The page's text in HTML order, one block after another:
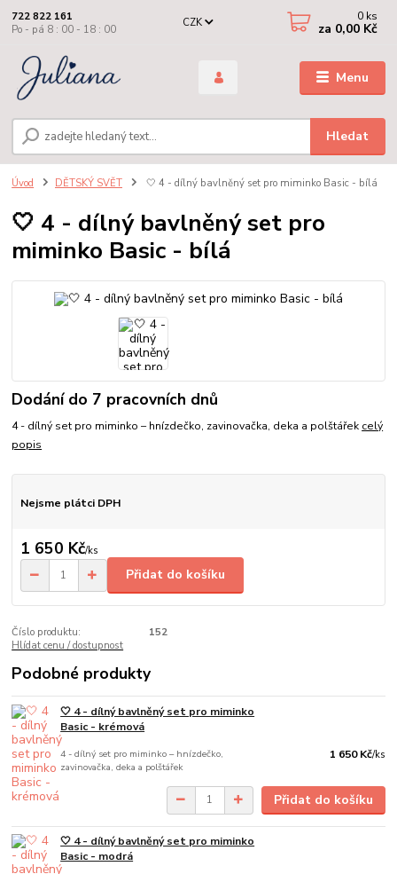
Menu
CZK
Hledat
722 822 161
Po - pá 8 : 00 - 18 : 00
0 ks
za 0,00 Kč
Úvod DĚTSKÝ SVĚT 🤍 4 - dílný bavlněný set pro miminko Basic - bílá
🤍 4 - dílný bavlněný set pro
miminko Basic - bílá
Dodání do 7 pracovních dnů
4 - dílný set pro miminko – hnízdečko, zavinovačka, deka a polštářek celý
popis
Nejsme plátci DPH
1 650 Kč/ks
Přidat do košíku
Číslo produktu:
152
Hlídat cenu / dostupnost
Podobné produkty
🤍 4 - dílný bavlněný set pro miminko
Basic - krémová
4 - dílný set pro miminko – hnízdečko,
zavinovačka, deka a polštářek
1 650 Kč/ks
Přidat do košíku
🤍 4 - dílný bavlněný set pro miminko
Basic - modrá